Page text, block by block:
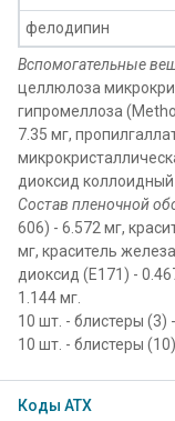
фелодипин
Вспомогательные
целлюлоза
гипромеллоза
7.35 мг,
диоксид коллоидный
Состав пленочной
606) - 6.572 мг,
мг, краситель
диоксид (E171) -
1.144 мг.
10 шт. - блистеры (3)
10 шт. - блистеры
Коды АТХ